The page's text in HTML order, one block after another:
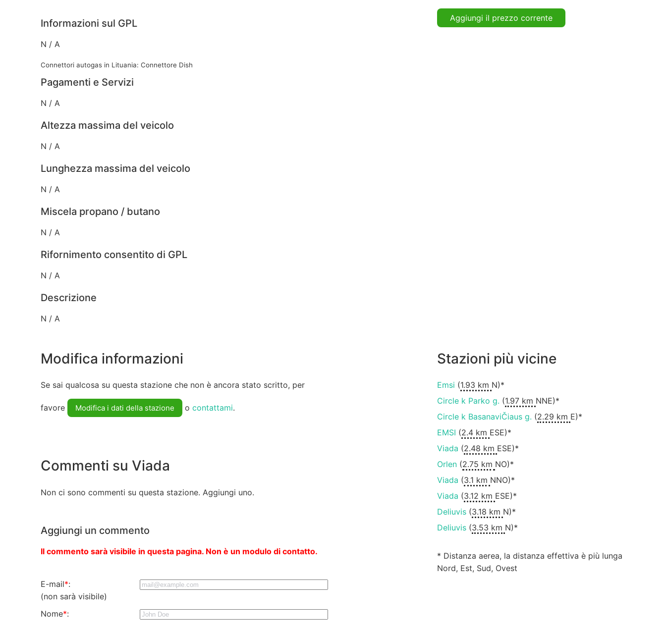
Informazioni sul GPL
N / A
Connettori autogas in Lituania: Connettore Dish
Pagamenti e Servizi
N / A
Altezza massima del veicolo
N / A
Lunghezza massima del veicolo
N / A
Miscela propano / butano
N / A
Rifornimento consentito di GPL
N / A
Descrizione
N / A
Aggiungi il prezzo corrente
Modifica informazioni
Se sai qualcosa su questa stazione che non è ancora stato scritto, per
favore Modifica i dati della stazione o contattami.
Commenti su Viada
Non ci sono commenti su questa stazione. Aggiungi uno.
Aggiungi un commento
Il commento sarà visibile in questa pagina. Non è un modulo di contatto.
E-mail*:
(non sarà visibile)
Nome*:
Stazioni più vicine
Emsi (1.93 km N)*
Circle k Parko g. (1.97 km NNE)*
Circle k BasanaviČiaus g. (2.29 km E)*
EMSI (2.4 km ESE)*
Viada (2.48 km ESE)*
Orlen(2.75 km NO)*
Viada (3.1 km NNO)*
Viada (3.12 km ESE)*
Deliuvis(3.18 km N)*
Deliuvis(3.53 km N)*
* Distanza aerea, la distanza effettiva è più lunga
Nord, Est, Sud, Ovest